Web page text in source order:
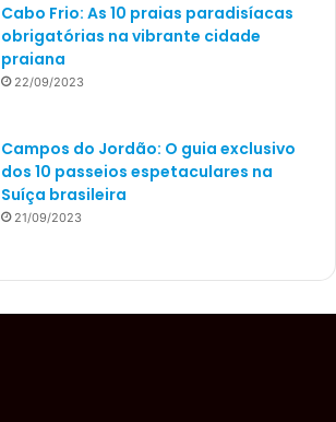
Cabo Frio: As 10 praias paradisíacas
obrigatórias na vibrante cidade
praiana
22/09/2023
Campos do Jordão: O guia exclusivo
dos 10 passeios espetaculares na
Suíça brasileira
21/09/2023